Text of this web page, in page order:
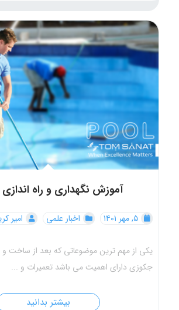
آموزش نگهداری و راه
اخبار علمی امیر
یکی از مهم ترین موضوعاتی که بعد از ساخت و
جکوزی دارای اهمیت می باشد تعمیرات و ...
بیشتر بدانید